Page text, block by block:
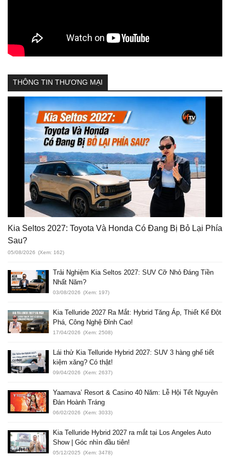
THÔNG TIN THƯƠNG MẠI
Kia Seltos 2027: Toyota Và Honda Có Đang Bị Bỏ Lại Phía
Sau?
05/08/2026 (Xem: 162)
Trải Nghiệm Kia Seltos 2027: SUV Cỡ Nhỏ Đáng Tiền
Nhất Năm?
03/08/2026 (Xem: 197)
Kia Telluride 2027 Ra Mắt: Hybrid Tăng Áp, Thiết Kế Đột
Phá, Công Nghệ Đỉnh Cao!
17/04/2026 (Xem: 2508)
Lái thử Kia Telluride Hybrid 2027: SUV 3 hàng ghế tiết
kiệm xăng? Có thật!
09/04/2026 (Xem: 2637)
Yaamava’ Resort & Casino 40 Năm: Lễ Hội Tết Nguyên
Đán Hoành Tráng
06/02/2026 (Xem: 3033)
Kia Telluride Hybrid 2027 ra mắt tại Los Angeles Auto
Show | Góc nhìn đầu tiên!
05/12/2025 (Xem: 3478)